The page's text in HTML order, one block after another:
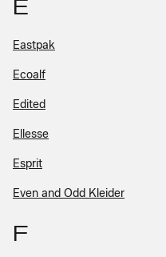
E
Eastpak
Ecoalf
Edited
Ellesse
Esprit
Even and Odd Kleider
F